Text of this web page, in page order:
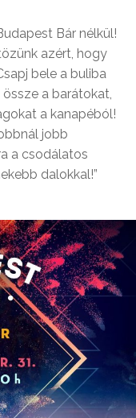
Bár nélkül!
azért, hogy
bele a buliba
a barátokat,
a kanapéból!
jobb
a csodálatos
dalokkal!”